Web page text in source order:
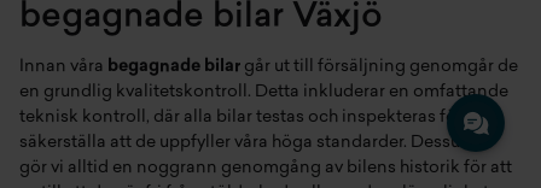
begagnade bilar Växjö
Innan våra begagnade bilar går ut till försäljning genomgår de
en grundlig kvalitetskontroll. Detta inkluderar en omfattande
teknisk kontroll, där alla bilar testas och inspekteras för att
säkerställa att de uppfyller våra höga standarder. Dessutom
gör vi alltid en noggrann genomgång av bilens historik för att